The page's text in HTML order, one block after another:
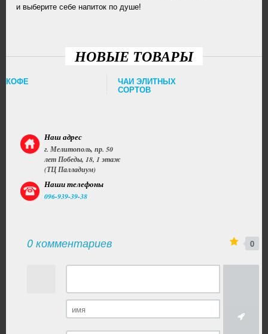
и выберите себе напиток по душе!
НОВЫЕ ТОВАРЫ
КОФЕ
ЧАЙ ЭЛИТНЫХ
СОРТОВ
Наш адрес
г. Мелитополь, пр. 50
лет Победы, 18, 1 этаж
(ТЦ Палладиум)
Наши телефоны
096-939-39-38
0 комментариев 0